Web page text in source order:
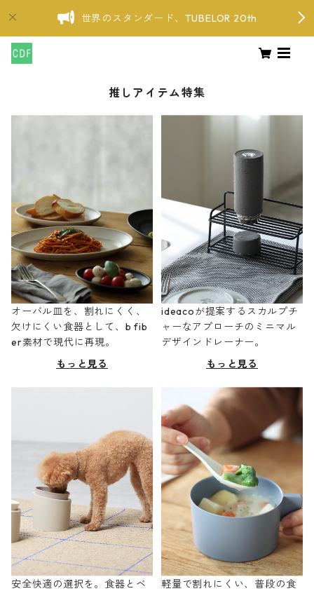
世界のスタンダード、TUBELOR 20th
推しアイテム特集
オーバル皿を、割れにくく、
欠けにくい食器として、b fib
er素材で現代に再現。
もっと見る
ideacoが提案するスカルプチ
ャーなアプローチのミニマル
デザインドレーナー。
もっと見る
安全快適の選択を。食器とベ
軽量で割れにくい、普段の食